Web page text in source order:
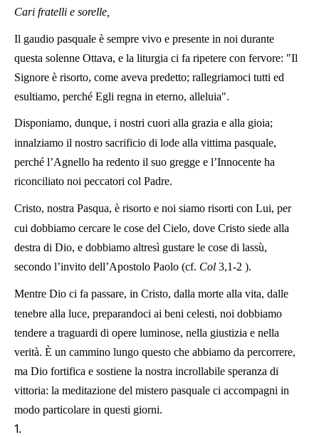
Cari fratelli e sorelle,
Il gaudio pasquale è sempre vivo e presente in noi durante
questa solenne Ottava, e la liturgia ci fa ripetere con fervore: "Il
Signore è risorto, come aveva predetto; rallegriamoci tutti ed
esultiamo, perché Egli regna in eterno, alleluia".
Disponiamo, dunque, i nostri cuori alla grazia e alla gioia;
innalziamo il nostro sacrificio di lode alla vittima pasquale,
perché l’Agnello ha redento il suo gregge e l’Innocente ha
riconciliato noi peccatori col Padre.
Cristo, nostra Pasqua, è risorto e noi siamo risorti con Lui, per
cui dobbiamo cercare le cose del Cielo, dove Cristo siede alla
destra di Dio, e dobbiamo altresì gustare le cose di lassù,
secondo l’invito dell’Apostolo Paolo (cf. Col 3,1-2 ).
Mentre Dio ci fa passare, in Cristo, dalla morte alla vita, dalle
tenebre alla luce, preparandoci ai beni celesti, noi dobbiamo
tendere a traguardi di opere luminose, nella giustizia e nella
verità. È un cammino lungo questo che abbiamo da percorrere,
ma Dio fortifica e sostiene la nostra incrollabile speranza di
vittoria: la meditazione del mistero pasquale ci accompagni in
modo particolare in questi giorni.
1.